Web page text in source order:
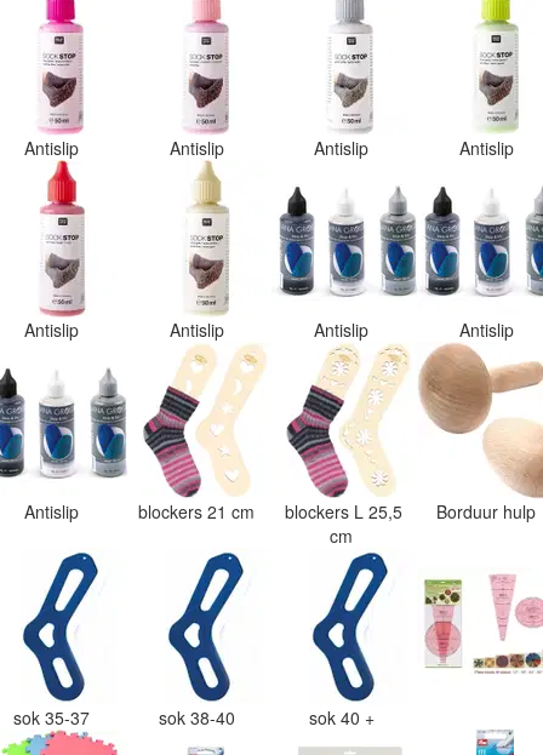
Antislip Antislip Antislip Antislip
Antislip Antislip Antislip Antislip
Antislip blockers 21 cm
blockers L 25,5
cm
Borduur hulp
sok 35-37 sok 38-40 sok 40 +